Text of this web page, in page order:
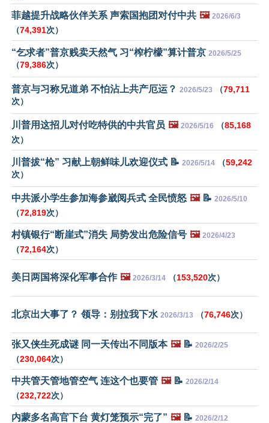
菲越提升战略伙伴关系 声索国抱团对付中共 🖼️ 2026/6/3
（74,391次）
“乞求者”普京贱卖天然气 习“榨柠檬”算计普京 2026/5/25
（79,386次）
普京与习称兄道弟 不怕沾上共产厄运？ 2026/5/23 （79,711
次）
川普用这招儿对付吃特供的中共官员 🖼️ 2026/5/16 （85,168
次）
川普拔“枪” 习献上朝鲜味儿欢迎仪式 📝 2026/5/14 （59,242
次）
中共派小学生参加海参崴阅兵式 全民愤怒 🖼️📝 2026/5/10
（72,819次）
村镇银行“断崖式”消失 局势发出危险信号 🖼️ 2026/4/23
（72,164次）
美日两国将深化军事合作 🖼️ 2026/3/14 （153,520次）
北京出大事了？ 领导：别拉我下水 2026/3/13 （76,746次）
张又侠生死成谜 同一天传出不同版本 🖼️📝 2026/2/25
（230,064次）
中共管天管地管空气 连这个也要管 🖼️📝 2026/2/14
（232,722次）
内蒙多名高官下台 黄灯笼预示“完了” 🖼️📝 2026/2/12